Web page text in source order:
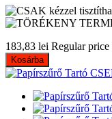
183,83 lei Regular price
Kosárba